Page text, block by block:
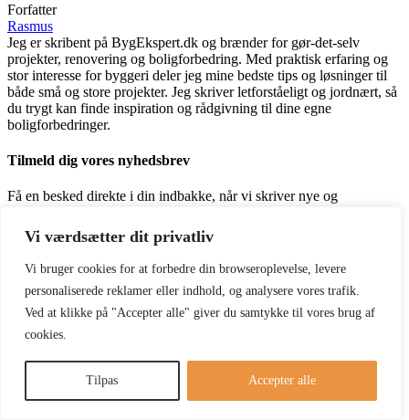
Vi værdsætter dit privatliv
Vi bruger cookies for at forbedre din browseroplevelse, levere
personaliserede reklamer eller indhold, og analysere vores trafik.
Ved at klikke på "Accepter alle" giver du samtykke til vores brug af
cookies.
Tilpas Accepter alle
Forfatter
Rasmus
Jeg er skribent på BygEkspert.dk og brænder for gør-det-selv
projekter, renovering og boligforbedring. Med praktisk erfaring og
stor interesse for byggeri deler jeg mine bedste tips og løsninger til
både små og store projekter. Jeg skriver letforståeligt og jordnært, så
du trygt kan finde inspiration og rådgivning til dine egne
boligforbedringer.
Tilmeld dig vores nyhedsbrev
Få en besked direkte i din indbakke, når vi skriver nye og
Tilmeld
Ved at markere denne boks bekræfter du, at du har læst og
accepterer vores brugsbetingelser vedrørende opbevaring af de data,
der sendes gennem denne formular.
Reklame
Følg os på de sociale medier